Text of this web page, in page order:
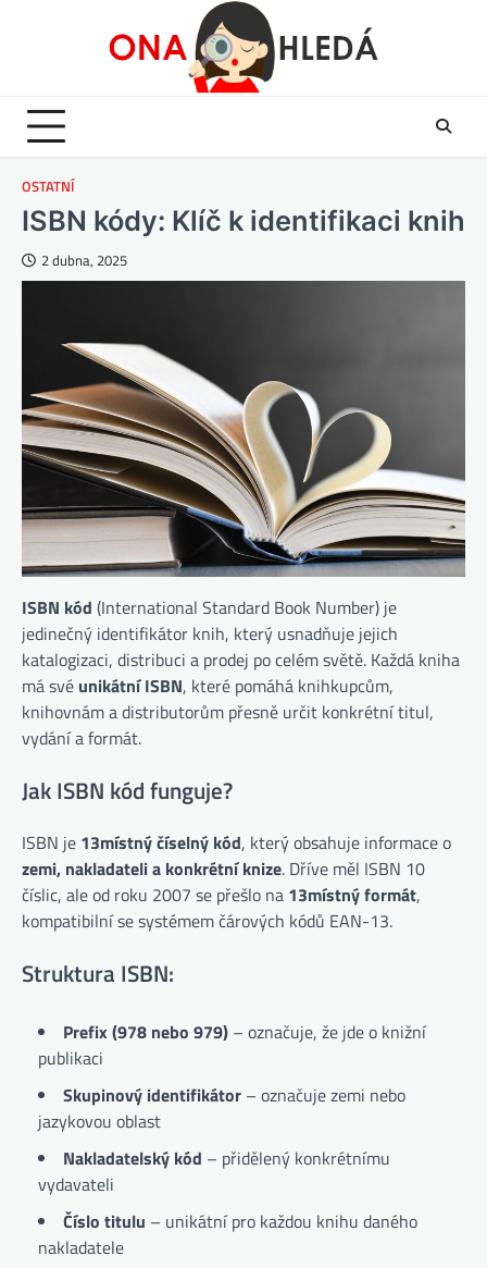
OSTATNÍ
ISBN kódy: Klíč k identifikaci knih
2 dubna, 2025
ISBN kód (International Standard Book Number) je
jedinečný identifikátor knih, který usnadňuje jejich
katalogizaci, distribuci a prodej po celém světě. Každá kniha
má své unikátní ISBN, které pomáhá knihkupcům,
knihovnám a distributorům přesně určit konkrétní titul,
vydání a formát.
Jak ISBN kód funguje?
ISBN je 13místný číselný kód, který obsahuje informace o
zemi, nakladateli a konkrétní knize. Dříve měl ISBN 10
číslic, ale od roku 2007 se přešlo na 13místný formát,
kompatibilní se systémem čárových kódů EAN-13.
Struktura ISBN:
Prefix (978 nebo 979) – označuje, že jde o knižní
publikaci
Skupinový identifikátor – označuje zemi nebo
jazykovou oblast
Nakladatelský kód – přidělený konkrétnímu
vydavateli
Číslo titulu – unikátní pro každou knihu daného
nakladatele